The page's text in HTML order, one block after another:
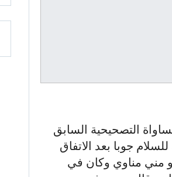
التصحيحية السابق
جوبا بعد الاتفاق
مني مناوي وكان في